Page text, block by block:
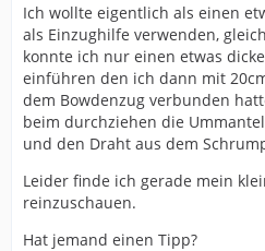
Ich wollte eigentlich als einen
als Einzughilfe verwenden,
konnte ich nur einen etwas
einführen den ich dann mit
dem Bowdenzug verbunden
beim durchziehen die
und den Draht aus dem
Leider finde ich gerade mein
reinzuschauen.
Hat jemand einen Tipp?